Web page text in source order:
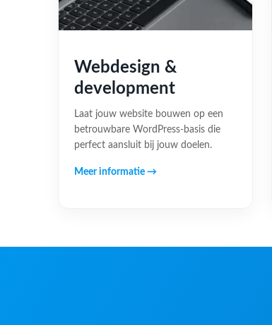
Webdesign &
development
Laat jouw website bouwen op een
betrouwbare WordPress-basis die
perfect aansluit bij jouw doelen.
Meer informatie →